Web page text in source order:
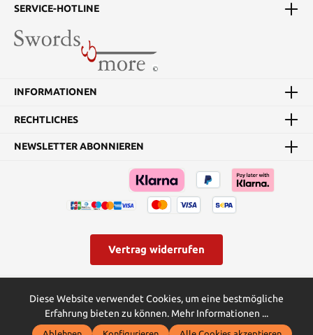
SERVICE-HOTLINE
INFORMATIONEN
RECHTLICHES
NEWSLETTER ABONNIEREN
Vertrag widerrufen
ggf. Nachnahmegebühren, wenn nicht anders angegeben.
© Swords and more | Powered by Butterflies IT - die
Diese Website verwendet Cookies, um eine bestmögliche
Erfahrung bieten zu können. Mehr Informationen ...